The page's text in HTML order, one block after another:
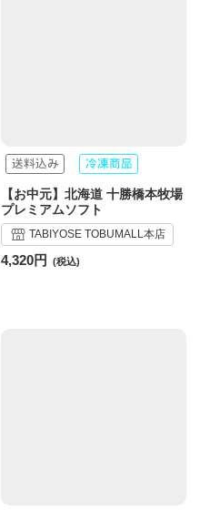
【お中元】北海道 十勝橋本牧場
プレミアムソフト
TABIYOSE TOBUMALL本店
4,320円